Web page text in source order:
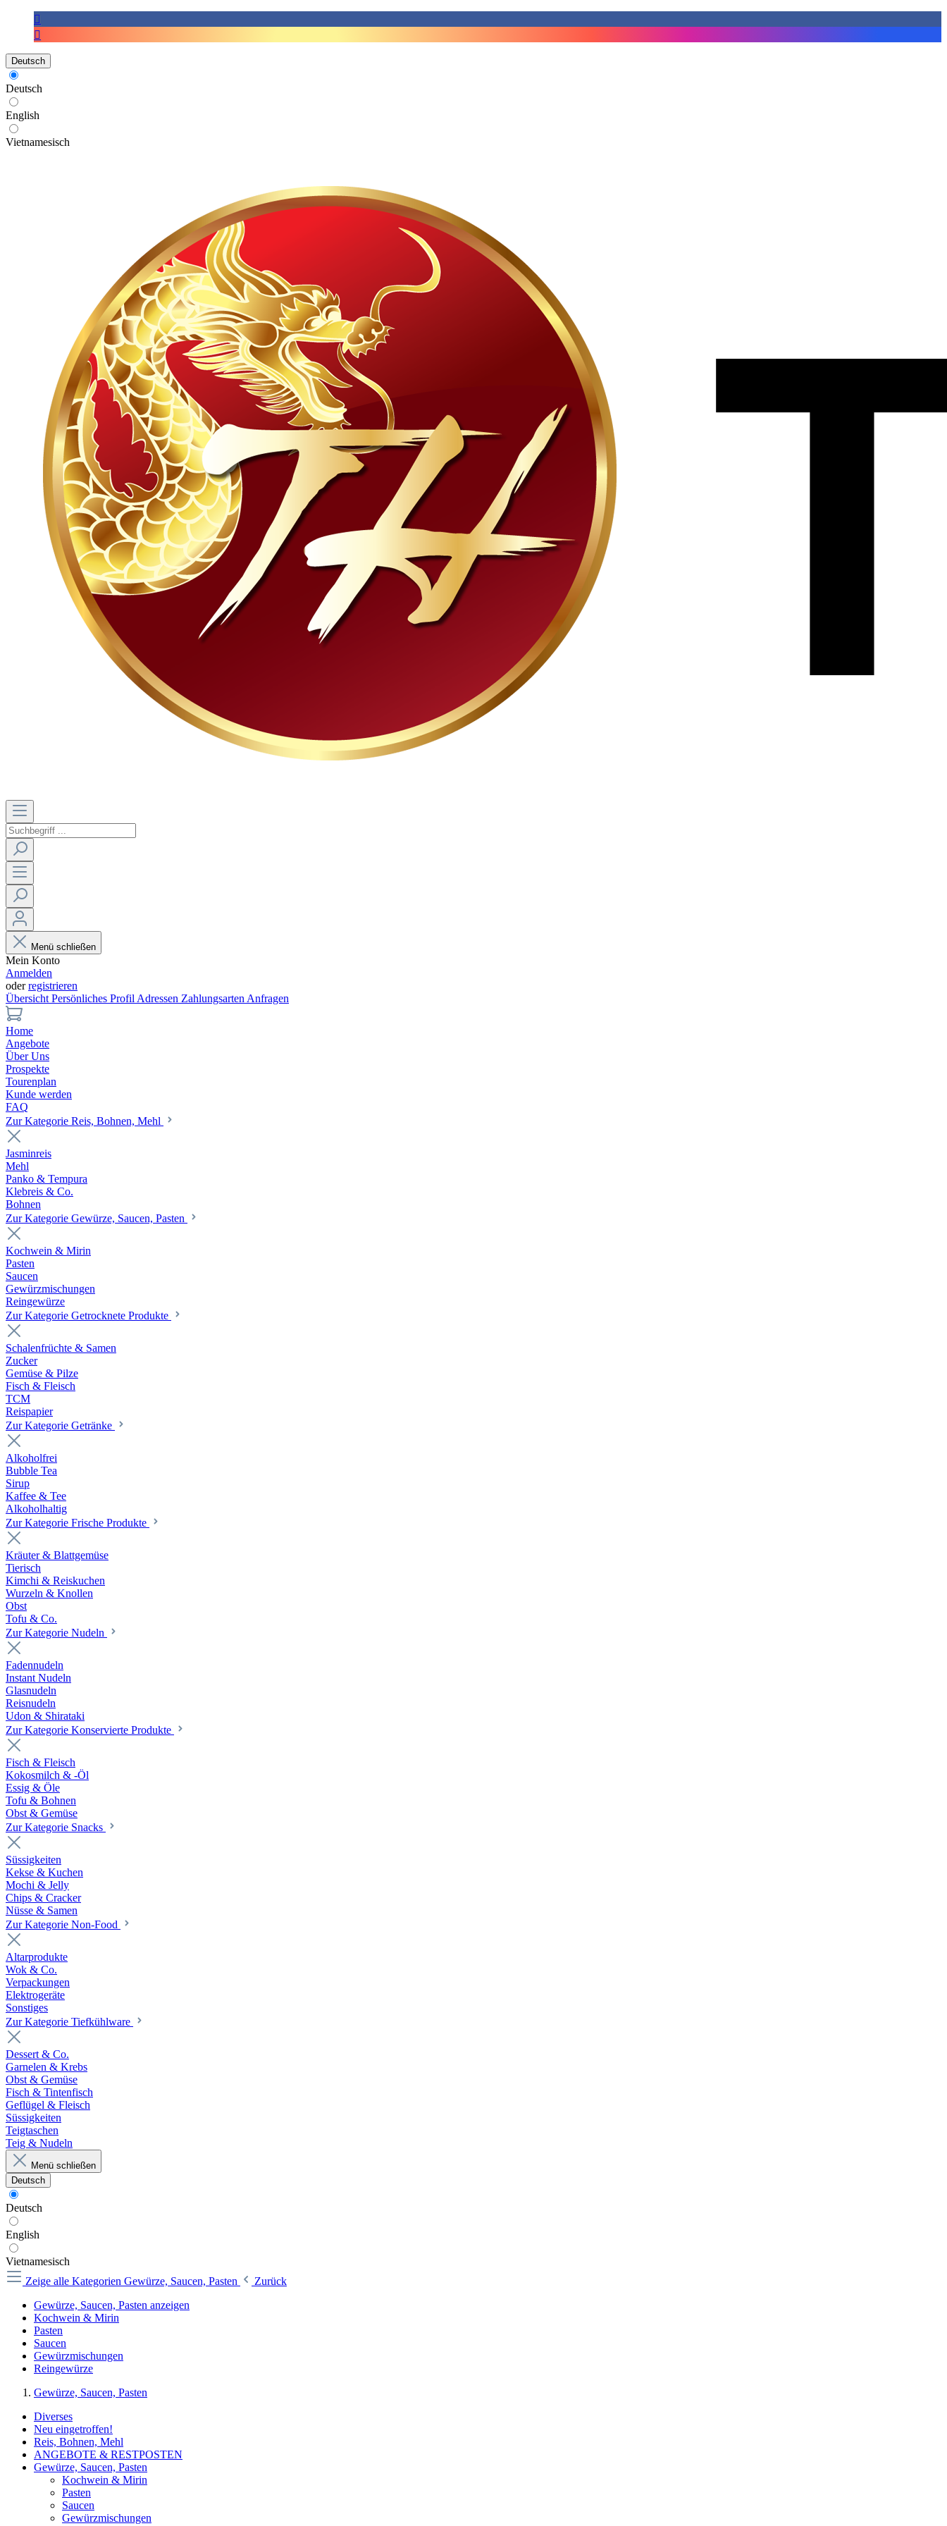
Deutsch
Deutsch
English
Vietnamesisch
Menü schließen
Mein Konto
Anmelden
oderregistrieren
Übersicht Persönliches Profil Adressen Zahlungsarten Anfragen
Home
Angebote
Über Uns
Prospekte
Tourenplan
Kunde werden
FAQ
Zur Kategorie Reis, Bohnen, Mehl
Jasminreis
Mehl
Panko & Tempura
Klebreis & Co.
Bohnen
Zur Kategorie Gewürze, Saucen, Pasten
Kochwein & Mirin
Pasten
Saucen
Gewürzmischungen
Reingewürze
Zur Kategorie Getrocknete Produkte
Schalenfrüchte & Samen
Zucker
Gemüse & Pilze
Fisch & Fleisch
TCM
Reispapier
Zur Kategorie Getränke
Alkoholfrei
Bubble Tea
Sirup
Kaffee & Tee
Alkoholhaltig
Zur Kategorie Frische Produkte
Kräuter & Blattgemüse
Tierisch
Kimchi & Reiskuchen
Wurzeln & Knollen
Obst
Tofu & Co.
Zur Kategorie Nudeln
Fadennudeln
Instant Nudeln
Glasnudeln
Reisnudeln
Udon & Shirataki
Zur Kategorie Konservierte Produkte
Fisch & Fleisch
Kokosmilch & -Öl
Essig & Öle
Tofu & Bohnen
Obst & Gemüse
Zur Kategorie Snacks
Süssigkeiten
Kekse & Kuchen
Mochi & Jelly
Chips & Cracker
Nüsse & Samen
Zur Kategorie Non-Food
Altarprodukte
Wok & Co.
Verpackungen
Elektrogeräte
Sonstiges
Zur Kategorie Tiefkühlware
Dessert & Co.
Garnelen & Krebs
Obst & Gemüse
Fisch & Tintenfisch
Geflügel & Fleisch
Süssigkeiten
Teigtaschen
Teig & Nudeln
Menü schließen
Deutsch
Deutsch
English
Vietnamesisch
Zeige alle Kategorien Gewürze, Saucen, Pasten
Zurück
Gewürze, Saucen, Pasten anzeigen
Kochwein & Mirin
Pasten
Saucen
Gewürzmischungen
Reingewürze
Gewürze, Saucen, Pasten
Diverses
Neu eingetroffen!
Reis, Bohnen, Mehl
ANGEBOTE & RESTPOSTEN
Gewürze, Saucen, Pasten
Kochwein & Mirin
Pasten
Saucen
Gewürzmischungen